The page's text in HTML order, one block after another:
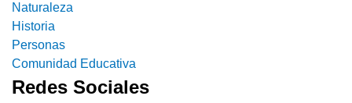
Naturaleza
Historia
Personas
Comunidad Educativa
Redes Sociales